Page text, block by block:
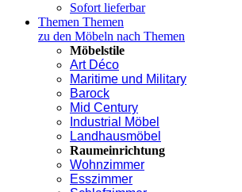
Sofort lieferbar
Themen Themen
zu den Möbeln nach Themen
Möbelstile
Art Déco
Maritime und Military
Barock
Mid Century
Industrial Möbel
Landhausmöbel
Raumeinrichtung
Wohnzimmer
Esszimmer